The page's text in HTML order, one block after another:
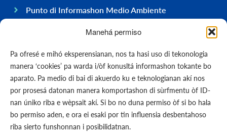
Manehá permiso
Pa ofresé e mihó eksperensianan, nos ta hasi uso di tekonologia
manera ‘cookies’ pa warda i/òf konusltá informashon tokante bo
aparato. Pa medio di bai di akuerdo ku e teknologianan akí nos
por prosesá datonan manera komportashon di sùrfmentu òf ID-
nan úniko riba e wèpsait akí. Si bo no duna permiso òf si bo hala
bo permiso aden, e ora ei esaki por tin influensia desbentahoso
riba sierto funshonnan i posibilidatnan.
Punto di Informashon Medio Ambiente
Hasi negoshi na Boneiru
Ekonomia
Gobièrnu
Infrastruktura
General
Kontakto